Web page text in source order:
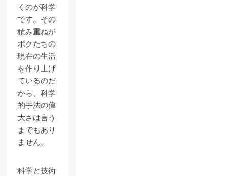
くのが科学
です。その
積み重ねが
ボクたちの
現在の生活
を作り上げ
ているのだ
から、科学
的手法の偉
大さは言う
までもあり
ません。
科学と技術